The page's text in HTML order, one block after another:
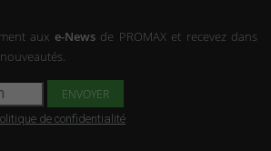
aux e-Newsde PROMAX et recevez dans
de confidentialité